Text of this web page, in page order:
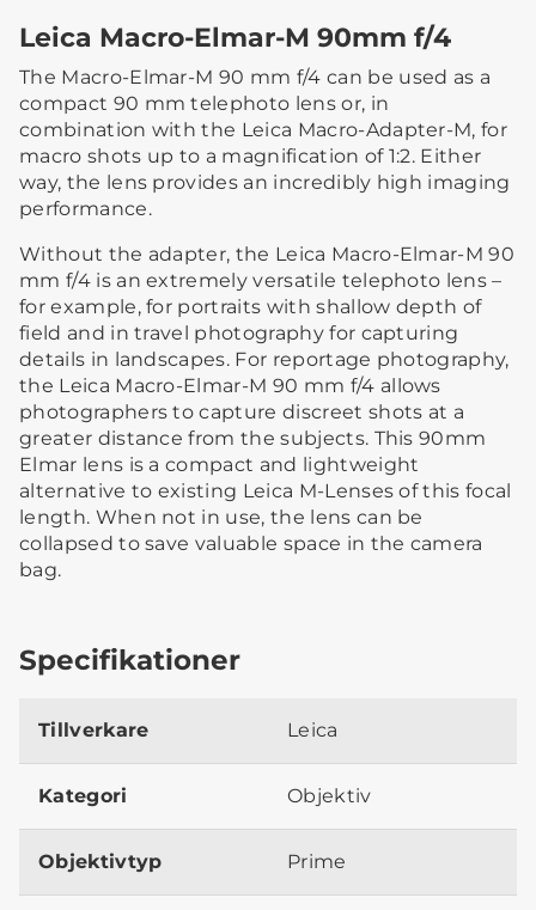
Leica Macro-Elmar-M 90mm f/4
The Macro-Elmar-M 90 mm f/4 can be used as a
compact 90 mm telephoto lens or, in
combination with the Leica Macro-Adapter-M, for
macro shots up to a magnification of 1:2. Either
way, the lens provides an incredibly high imaging
performance.
Without the adapter, the Leica Macro-Elmar-M 90
mm f/4 is an extremely versatile telephoto lens –
for example, for portraits with shallow depth of
field and in travel photography for capturing
details in landscapes. For reportage photography,
the Leica Macro-Elmar-M 90 mm f/4 allows
photographers to capture discreet shots at a
greater distance from the subjects. This 90mm
Elmar lens is a compact and lightweight
alternative to existing Leica M-Lenses of this focal
length. When not in use, the lens can be
collapsed to save valuable space in the camera
bag.
Specifikationer
Tillverkare Leica
Kategori Objektiv
Objektivtyp Prime